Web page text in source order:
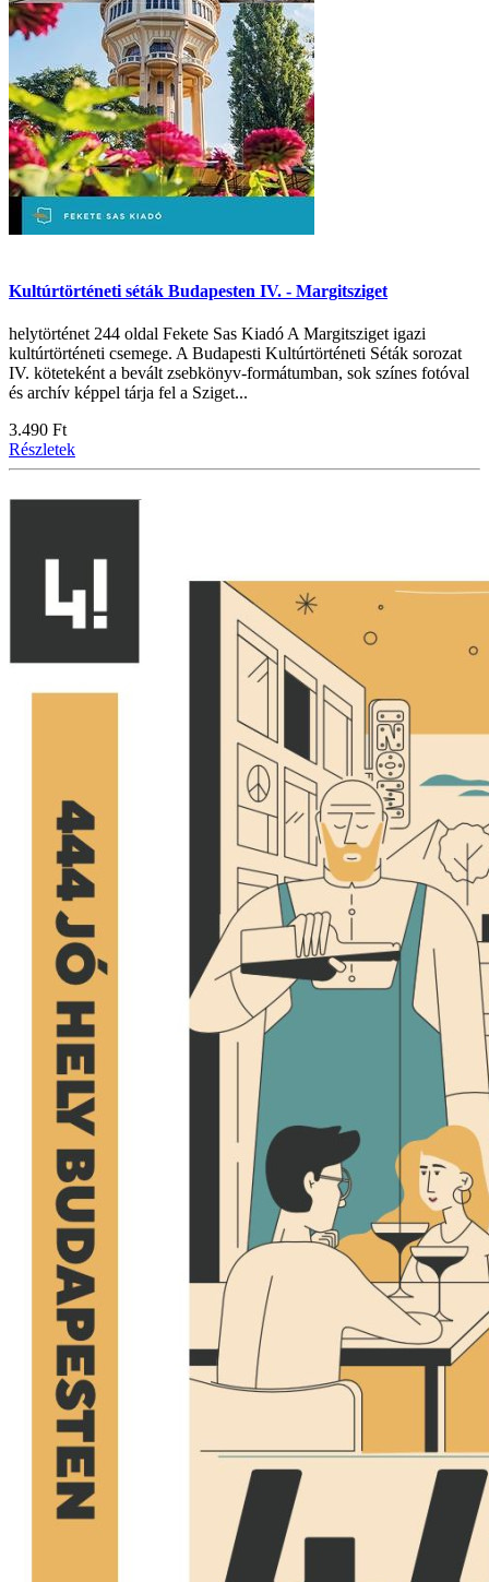
Kultúrtörténeti séták Budapesten IV. - Margitsziget
helytörténet 244 oldal Fekete Sas Kiadó A Margitsziget igazi
kultúrtörténeti csemege. A Budapesti Kultúrtörténeti Séták sorozat
IV. köteteként a bevált zsebkönyv-formátumban, sok színes fotóval
és archív képpel tárja fel a Sziget...
3.490 Ft
Részletek